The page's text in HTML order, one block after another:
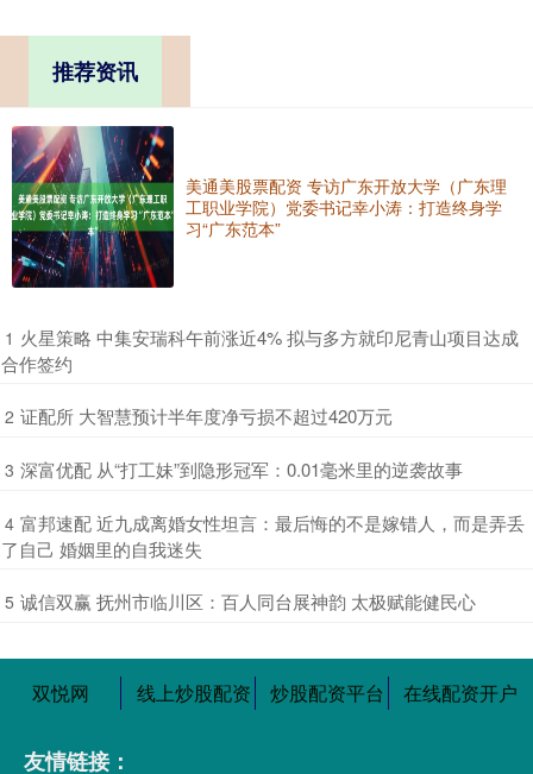
推荐资讯
美通美股票配资 专访广东开放大学（广东理
工职业学院）党委书记幸小涛：打造终身学
习“广东范本”
1 ​火星策略 中集安瑞科午前涨近4% 拟与多方就印尼青山项目达成
合作签约
2 ​证配所 大智慧预计半年度净亏损不超过420万元
3 ​深富优配 从“打工妹”到隐形冠军：0.01毫米里的逆袭故事
4 ​富邦速配 近九成离婚女性坦言：最后悔的不是嫁错人，而是弄丢
了自己 婚姻里的自我迷失
5 ​诚信双赢 抚州市临川区：百人同台展神韵 太极赋能健民心
双悦网 线上炒股配资 炒股配资平台 在线配资开户
友情链接：